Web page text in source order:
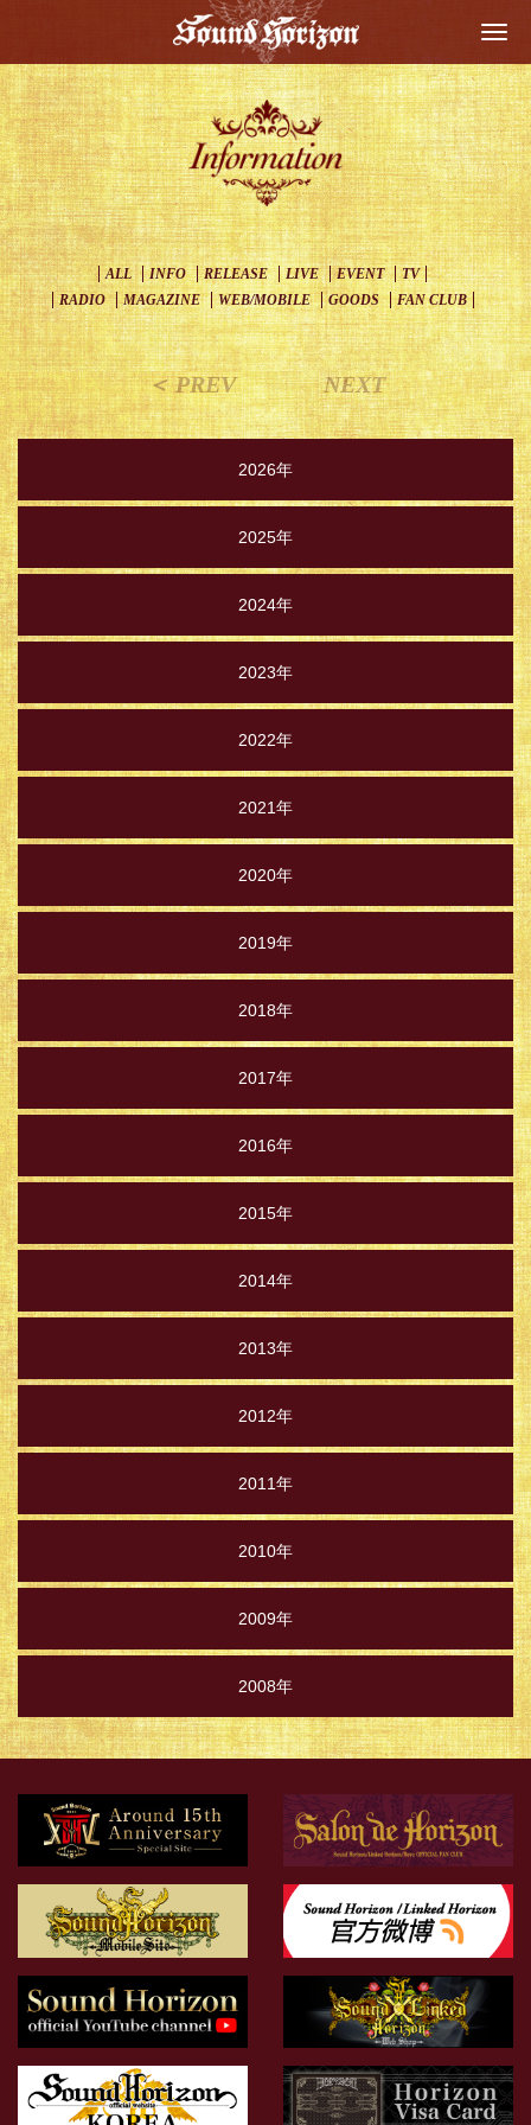
ALL INFO RELEASE LIVE EVENT
TV
RADIO
MAGAZINE WEB/MOBILE GOODS FAN CLUB
＜ PREV NEXT
2026年
2025年
2024年
2023年
2022年
2021年
2020年
2019年
2018年
2017年
2016年
2015年
2014年
2013年
2012年
2011年
2010年
2009年
2008年